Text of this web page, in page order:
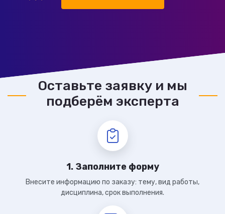
Оставьте заявку и мы
подберём эксперта
1. Заполните форму
Внесите информацию по заказу: тему, вид работы,
дисциплина, срок выполнения.